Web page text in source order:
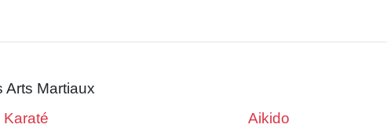
Arts Martiaux
Karaté Aikido